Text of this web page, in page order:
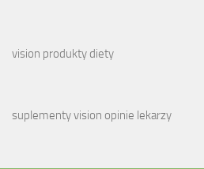
vision produkty diety
suplementy vision opinie lekarzy